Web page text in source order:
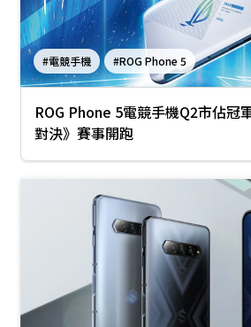
#電競手機 #ROG Phone 5
ROG Phone 5電競手機Q2市佔冠
對決》賽事開跑